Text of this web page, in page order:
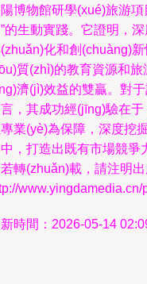
博物館研學(xué)旅游
的生動實踐。它證明，
化和創(chuàng)
質(zhì)的教育資源和
濟(jì)效益的雙贏。對
，其成功經(jīng)驗在
業(yè)為保障，深度挖
，打造出既有市場競爭
轉(zhuǎn)載，請注明出
www.yingdamedia.cn/
時間：2026-05-14